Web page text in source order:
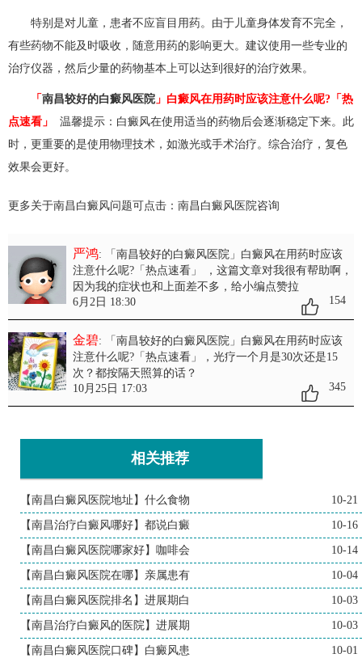
特别是对儿童，患者不应盲目用药。由于儿童身体发育不完全，
有些药物不能及时吸收，随意用药的影响更大。建议使用一些专业的
治疗仪器，然后少量的药物基本上可以达到很好的治疗效果。
「 南昌较好的白癜风医院 」白癜风在用药时应该注意什么呢?「热
点速看」
温馨提示：白癜风在使用适当的药物后会逐渐稳定下来。此
时，更重要的是使用物理技术，如激光或手术治疗。综合治疗，复色
效果会更好。
更多关于南昌白癜风问题可点击： 南昌白癜风医院咨询
严鸿: 「南昌较好的白癜风医院」白癜风在用药时应该
注意什么呢?「热点速看」
，这篇文章对我很有帮助啊，
因为我的症状也和上面差不多，给小编点赞拉
6月2日 18:30
154
金碧: 「南昌较好的白癜风医院」白癜风在用药时应该
注意什么呢?「热点速看」
，光疗一个月是30次还是15
次？都按隔天照算的话？
10月25日 17:03
345
相关推荐
【南昌白癜风医院地址】什么食物 10-21
【南昌治疗白癜风哪好】都说白癜 10-16
【南昌白癜风医院哪家好】咖啡会 10-14
【南昌白癜风医院在哪】亲属患有 10-04
【南昌白癜风医院排名】进展期白 10-03
【南昌治疗白癜风的医院】进展期 10-03
【南昌白癜风医院口碑】白癜风患 10-01